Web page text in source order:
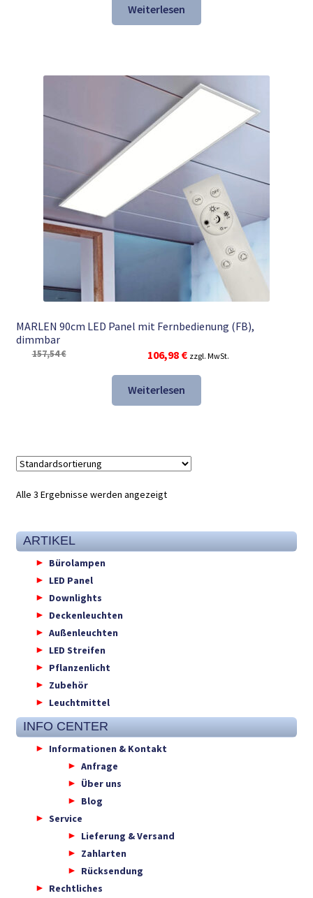
war:
196,94 € 149,98 €.
Weiterlesen
MARLEN 90cm LED Panel mit Fernbedienung (FB),
dimmbar
157,54€
Ursprünglicher
war:
157,54 €
106,98 €Aktueller
106,98 €.
zzgl. MwSt.
Weiterlesen
Alle 3 Ergebnisse werden angezeigt
ARTIKEL
Bürolampen
LED Panel
Downlights
Deckenleuchten
Außenleuchten
LED Streifen
Pflanzenlicht
Zubehör
Leuchtmittel
INFO CENTER
Informationen & Kontakt
Anfrage
Über uns
Blog
Service
Lieferung & Versand
Zahlarten
Rücksendung
Rechtliches